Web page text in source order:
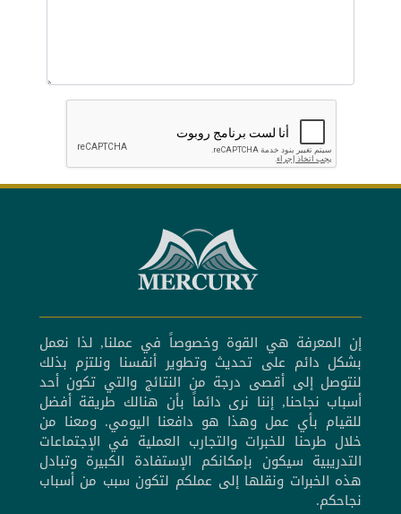
إن المعرفة هي القوة وخصوصاً في عملنا, لذا نعمل
بشكل دائم على تحديث وتطوير أنفسنا ونلتزم بذلك
لنتوصل إلى أقصى درجة من النتائج والتي تكون أحد
أسباب نجاحنا, إننا نرى دائماً بأن هنالك طريقة أفضل
للقيام بأي عمل وهذا هو دافعنا اليومي. ومعنا من
خلال طرحنا للخبرات والتجارب العملية في الإجتماعات
التدريبية سيكون بإمكانكم الإستفادة الكبيرة وتبادل
هذه الخبرات ونقلها إلى عملكم لتكون سبب من أسباب
نجاحكم.